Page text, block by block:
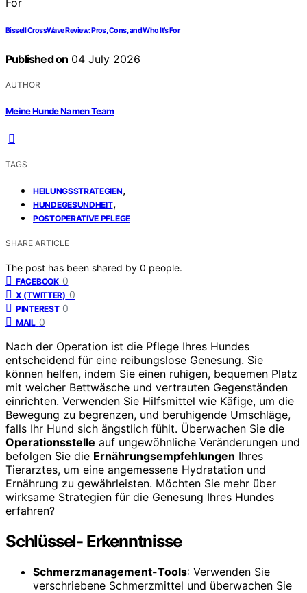
Bissell CrossWave Review: Pros, Cons, and Who It’s For
Published on 04 July 2026
AUTHOR
Meine Hunde Namen Team
TAGS
HEILUNGSSTRATEGIEN,
HUNDEGESUNDHEIT,
POSTOPERATIVE PFLEGE
SHARE ARTICLE
The post has been shared by 0 people.
FACEBOOK 0
X (TWITTER) 0
PINTEREST 0
MAIL 0
Nach der Operation ist die Pflege Ihres Hundes
entscheidend für eine reibungslose Genesung. Sie
können helfen, indem Sie einen ruhigen, bequemen Platz
mit weicher Bettwäsche und vertrauten Gegenständen
einrichten. Verwenden Sie Hilfsmittel wie Käfige, um die
Bewegung zu begrenzen, und beruhigende Umschläge,
falls Ihr Hund sich ängstlich fühlt. Überwachen Sie die
Operationsstelle auf ungewöhnliche Veränderungen und
befolgen Sie die Ernährungsempfehlungen Ihres
Tierarztes, um eine angemessene Hydratation und
Ernährung zu gewährleisten. Möchten Sie mehr über
wirksame Strategien für die Genesung Ihres Hundes
erfahren?
Schlüssel- Erkenntnisse
Schmerzmanagement-Tools: Verwenden Sie
verschriebene Schmerzmittel und überwachen Sie